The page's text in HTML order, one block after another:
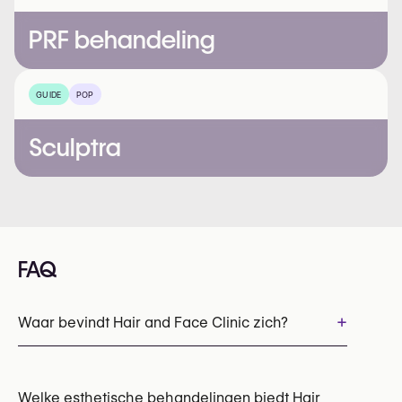
PRF behandeling
GUIDE POP
Sculptra
FAQ
Waar bevindt Hair and Face Clinic zich? +
Welke esthetische behandelingen biedt Hair